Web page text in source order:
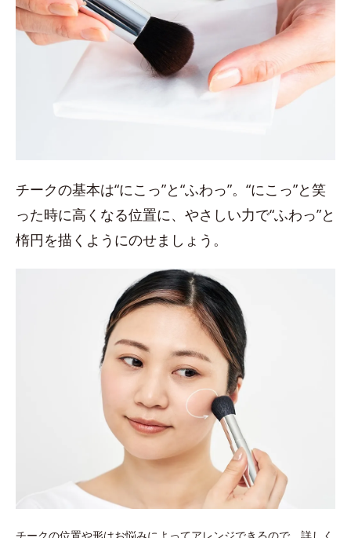
チークの基本は“にこっ”と“ふわっ”。“にこっ”と笑
った時に高くなる位置に、やさしい力で“ふわっ”と
楕円を描くようにのせましょう。
チークの位置や形はお悩みによってアレンジできるので、詳しく